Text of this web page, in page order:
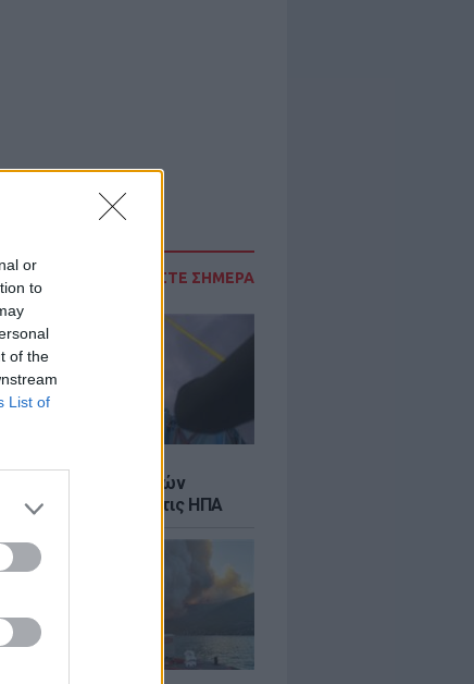
or
to
of the
List of
ΔΙΑΒΑΣΤΕ ΣΗΜΕΡΑ
μεταφορά 30 φαλαινών
από τον Καναδά στις ΗΠΑ